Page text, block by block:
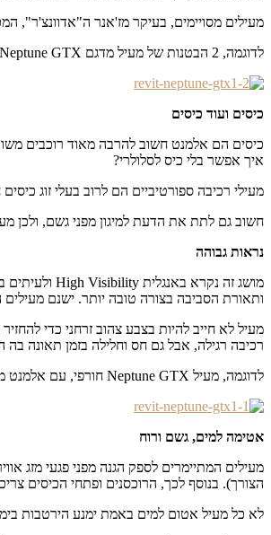
מעילים מסויימים, בעיקר מז'אנר ה"אדוונצ'ר",
לדוגמה, 2 הבטנות של מעיל מדגם Neptune GTX:
כיסים ועוד כיסים
כיסים הם אלמנט חשוב להרבה מאוד רוכבים
איך אפשר בלי כיס לסלולרי?
מעילי רכיבה ספורטיביים הם לרוב בעלי זוג
חשוב גם לתת את הדעת למיגון מפני גשם, ולכן
נראות גבוהה
ותאורת הסביבה בצורה טובה יותר. ישנם
מעיל לא חייב להיות בצבע צהוב זרחני כדי
רכיבה רגילה, אבל גם חס וחלילה בזמן תאונה
לדוגמה, מעיל Neptune GTX חורפי, עם אלמנט מחזיר אור:
אטימה למים, גשם ורוח
מעילים המתיימרים לספק הגנה מפני פגעי מזג
הצורך). בנוסף לכך, הרוכסנים ופתחי הכיסים
לא כל מעיל אטום למים באמת ימנע הירטבות